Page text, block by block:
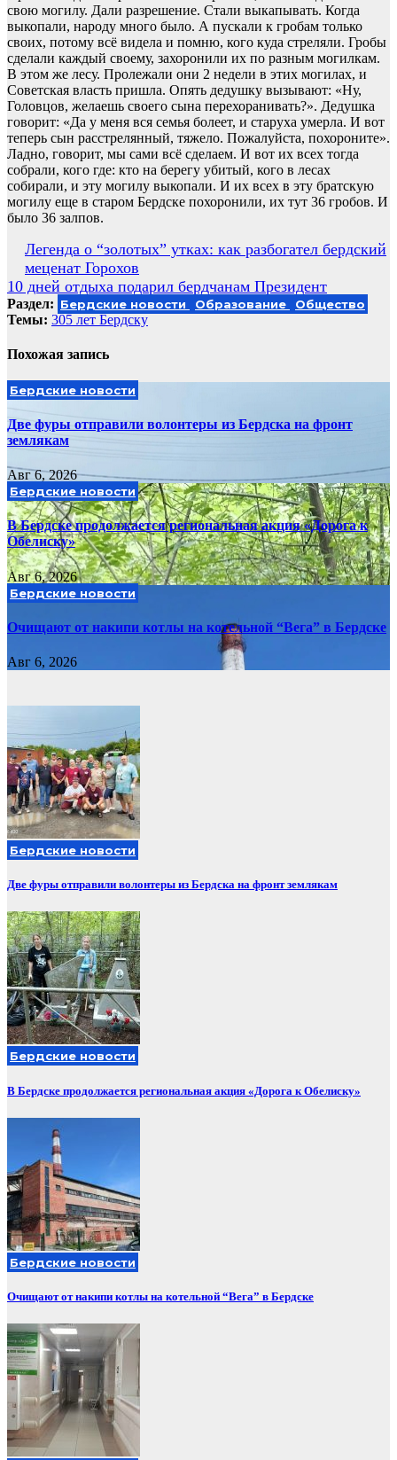
свою могилу. Дали разрешение. Стали выкапывать. Когда
выкопали, народу много было. А пускали к гробам только
своих, потому всё видела и помню, кого куда стреляли. Гробы
сделали каждый своему, захоронили их по разным могилкам.
В этом же лесу. Пролежали они 2 недели в этих могилах, и
Советская власть пришла. Опять дедушку вызывают: «Ну,
Головцов, желаешь своего сына перехоранивать?». Дедушка
говорит: «Да у меня вся семья болеет, и старуха умерла. И вот
теперь сын расстрелянный, тяжело. Пожалуйста, похороните».
Ладно, говорит, мы сами всё сделаем. И вот их всех тогда
собрали, кого где: кто на берегу убитый, кого в лесах
собирали, и эту могилу выкопали. И их всех в эту братскую
могилу еще в старом Бердске похоронили, их тут 36 гробов. И
было 36 залпов.
Навигация
по
записям
Легенда о “золотых” утках: как разбогател бердский
меценат Горохов
10 дней отдыха подарил бердчанам Президент
Раздел: Бердские новости Образование Общество
Темы: 305 лет Бердску
Похожая запись
Бердские новости
Две фуры отправили волонтеры из Бердска на фронт
землякам
Авг 6, 2026
Бердские новости
В Бердске продолжается региональная акция «Дорога к
Обелиску»
Авг 6, 2026
Бердские новости
Очищают от накипи котлы на котельной “Вега” в Бердске
Авг 6, 2026
Бердские новости
Две фуры отправили волонтеры из Бердска на фронт землякам
Бердские новости
В Бердске продолжается региональная акция «Дорога к Обелиску»
Бердские новости
Очищают от накипи котлы на котельной “Вега” в Бердске